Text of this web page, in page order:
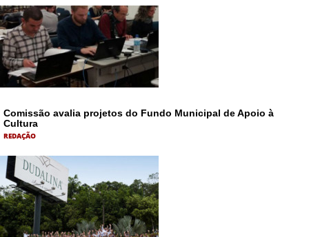
Comissão avalia projetos do Fundo Municipal de Apoio à
Cultura
REDAÇÃO